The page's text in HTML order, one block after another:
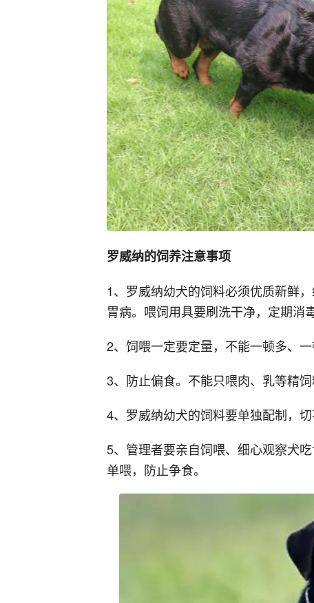
罗威纳的饲养注意事项
1、罗威纳幼犬的饲料必须优质新鲜
胃病。喂饲用具要刷洗干净，定期消毒
2、饲喂一定要定量，不能一顿多、一
3、防止偏食。不能只喂肉、乳等精
4、罗威纳幼犬的饲料要单独配制，切
5、管理者要亲自饲喂、细心观察犬
单喂，防止争食。